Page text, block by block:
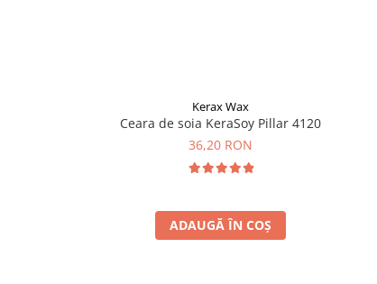
Kerax Wax
Ceara de soia KeraSoy Pillar 4120
36,20 RON
ADAUGĂ ÎN COȘ